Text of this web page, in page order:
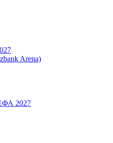
Arena)
2027